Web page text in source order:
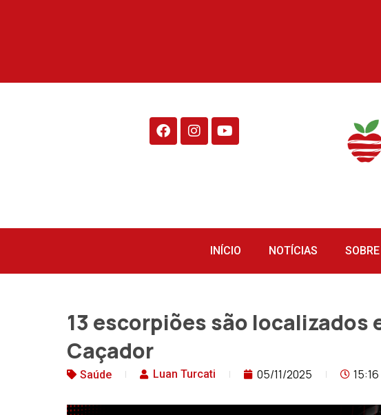
INÍCIO NOTÍCIAS
13 escorpiões são localizados
Caçador
Saúde Luan Turcati 05/11/2025 15:16